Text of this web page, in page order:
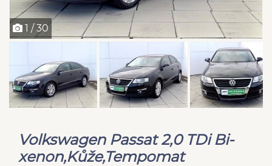
1 / 30
Volkswagen Passat 2,0 TDi Bi-
xenon,Kůže,Tempomat